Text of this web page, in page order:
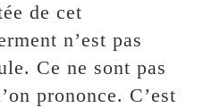
de cet
n’est pas
Ce ne sont pas
prononce. C’est